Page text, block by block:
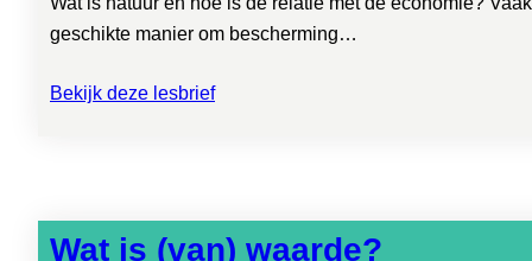
geschikte manier om bescherming…
Bekijk deze lesbrief
Wat is (van) waarde?